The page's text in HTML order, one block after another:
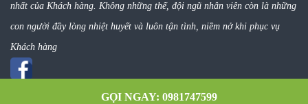
GỌI NGAY: 0981747599
nhất của Khách hàng. Không những thế, đội ngũ nhân viên còn là những
con người đầy lòng nhiệt huyết và luôn tận tình, niềm nở khi phục vụ
Khách hàng